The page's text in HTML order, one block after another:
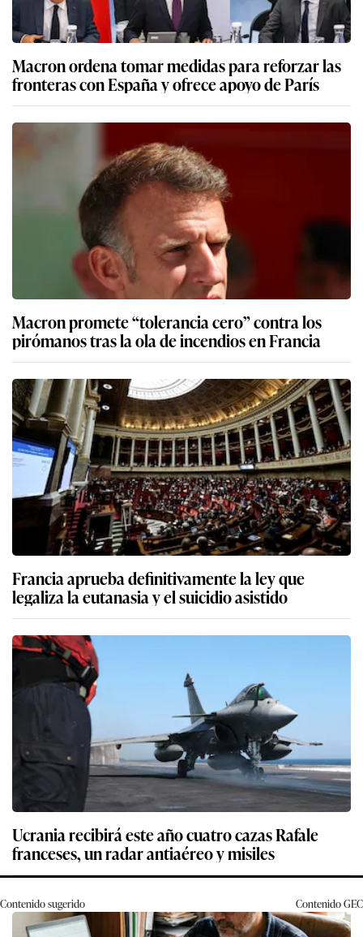
Macron ordena tomar medidas para reforzar las
fronteras con España y ofrece apoyo de París
Macron promete “tolerancia cero” contra los
pirómanos tras la ola de incendios en Francia
Francia aprueba definitivamente la ley que
legaliza la eutanasia y el suicidio asistido
Ucrania recibirá este año cuatro cazas Rafale
franceses, un radar antiaéreo y misiles
Contenido sugerido ContenidoGEC